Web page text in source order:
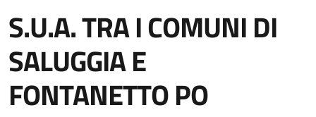
S.U.A. TRA I COMUNI DI
SALUGGIA E
FONTANETTO PO